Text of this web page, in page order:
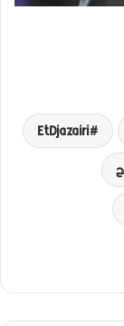
EtDjazairi